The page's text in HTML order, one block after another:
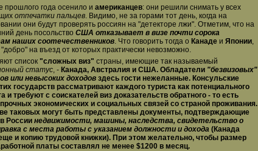
прошлого года осенило и американцев: они решили снимать у всех
отпечатки пальцев. Видимо, не за горами тот день, когда на
они будут проверять россиян на "детекторе лжи". Отметим, что на
день посольство США отказывает в визе почти сорока
наших соотечественников. Что говорить тогда о Канадеи Японии,
"добро" на въезд от которых практически невозможно.
список"сложных виз" страны, имеющие так называемый
статус, -Канада, Австралия и США. Обладатели"безвизовых"
или невысоких доходовздесь гости нежеланные. Консульские
государств рассматривают каждого туриста как потенциального
и требуют с соискателей виз доказательств обратного - то есть
экономических и социальных связей со страной проживания.
таковых могут быть представлены документы, подтверждающие
России недвижимости, машины, наследства, свидетельство о
с места работы с указанием должности и дохода (Канада
икопию трудовой книжки). При этом желательно, чтобы размер
платы составлял не менее $1200 в месяц.